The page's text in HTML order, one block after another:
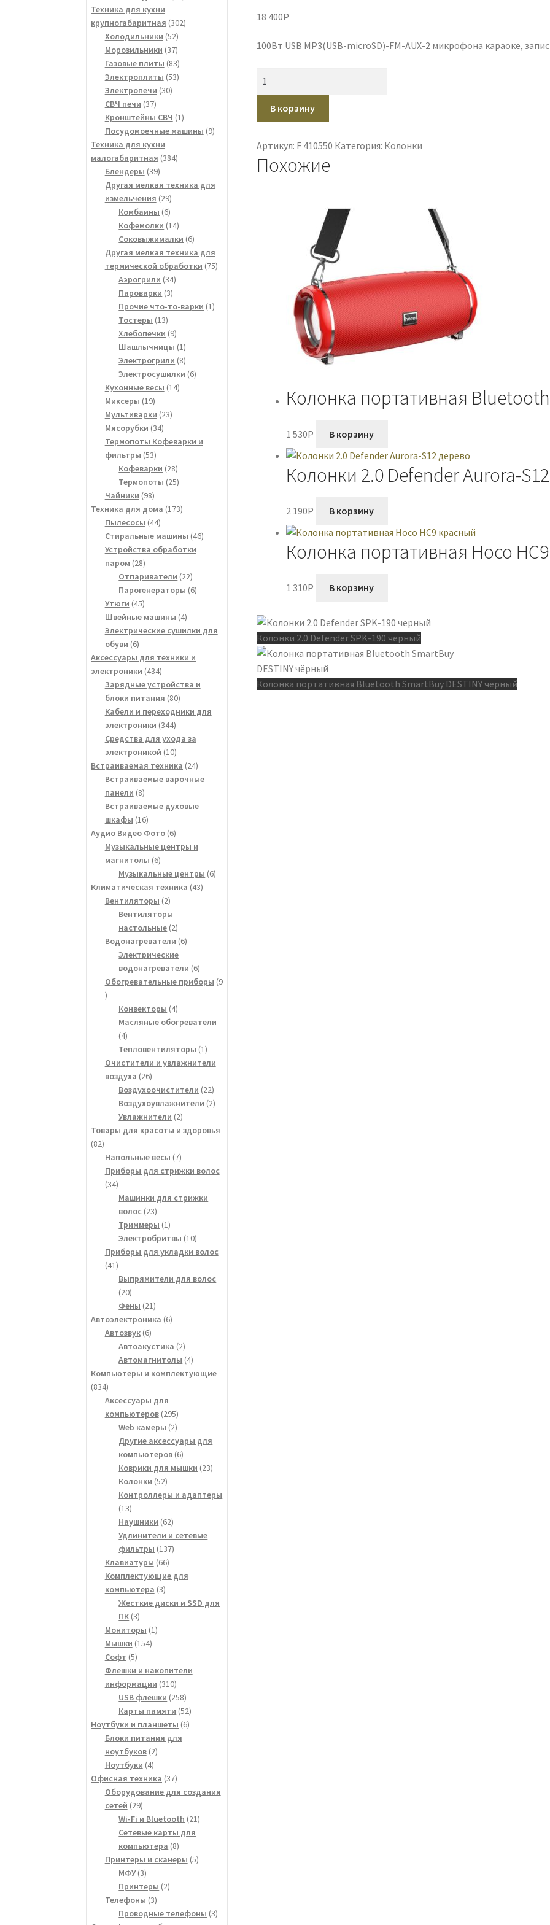
18 400P
100Вт USB MP3(USB-microSD)-FM-AUX-2 микрофона караоке,
Колонка
портативная
SmartBuy
5210
В корзину
Артикул: F 410550 Категория: Колонки
Похожие
Колонка портативная
1 530P В корзину
Колонки 2.0 Defender Aurora-
2 190P В корзину
Колонка портативная Hoco
1 310P В корзину
Колонки 2.0 Defender SPK-190 черный
Колонка портативная Bluetooth SmartBuy DESTINY чёрный
Техника для кухни
крупногабаритная 302302
Холодильники 5252
товара
Морозильники 3737
товаров
Газовые плиты 8383
товара
Электроплиты 5353
Электропечи 3030
СВЧ печи 3737
товаров
Кронштейны СВЧ 11
товар
Посудомоечные машины 99
Техника для кухни
малогабаритная 384384
Блендеры 3939
товаров
Другая мелкая техника для
измельчения 2929
товаров
Комбаины 66
товаров
Кофемолки 1414
товаров
Соковыжималки 66
товаров
Другая мелкая техника для
термической обработки 7575
Аэрогрили 3434
Пароварки 33
товара
Прочие что-то-варки 11
Тостеры 1313
товаров
Хлебопечки 99
товаров
Шашлычницы 11
товар
Электрогрили 88
товаров
Электросушилки 66
Кухонные весы 1414
Миксеры 1919
товаров
Мультиварки 2323
Мясорубки 3434
товара
Термопоты Кофеварки и
фильтры 5353
товара
Кофеварки 2828
товаров
Термопоты 2525
Чайники 9898
товаров
Техника для дома 173173
Пылесосы 4444
товара
Стиральные машины 4646
Устройства обработки
паром 2828
товаров
Отпариватели 2222
товара
Парогенераторы 66
Утюги 4545
товаров
Швейные машины 44
товара
Электрические сушилки для
обуви 66
товаров
Аксессуары для техники и
электроники 434434
товара
Зарядные устройства и
блоки питания 8080
товаров
Кабели и переходники для
электроники 344344
товара
Средства для ухода за
электроникой 1010
товаров
Встраиваемая техника 2424
товара
Встраиваемые варочные
панели 88
товаров
Встраиваемые духовые
шкафы 1616
товаров
Аудио Видео Фото 66
товаров
Музыкальные центры и
магнитолы 66
товаров
Музыкальные центры 66
Климатическая техника 4343
Вентиляторы 22
товара
Вентиляторы
настольные 22
товара
Водонагреватели 66
Электрические
водонагреватели 66
товаров
Обогревательные приборы 9
9
товаров
Конвекторы 44
товара
Масляные обогреватели
44
товара
Тепловентиляторы 11
товар
Очистители и увлажнители
воздуха 2626
товаров
Воздухоочистители 2222
товара
Воздухоувлажнители 22
Увлажнители 22
товара
Товары для красоты и здоровья
8282
товара
Напольные весы 77
товаров
Приборы для стрижки волос
3434
товара
Машинки для стрижки
волос 2323
товара
Триммеры 11
товар
Электробритвы 1010
товаров
Приборы для укладки волос
4141
товар
Выпрямители для волос
2020
товаров
Фены 2121
товар
Автоэлектроника 66
Автозвук 66
товаров
Автоакустика 22
товара
Автомагнитолы 44
товара
Компьютеры и комплектующие
834834
товара
Аксессуары для
компьютеров 295295
товаров
Web камеры 22
товара
Другие аксессуары для
компьютеров 66
товаров
Коврики для мышки 2323
Колонки 5252
товара
Контроллеры и адаптеры
1313
товаров
Наушники 6262
товара
Удлинители и сетевые
фильтры 137137
Клавиатуры 6666
товаров
Комплектующие для
компьютера 33
товара
Жесткие диски и SSD для
ПК 33
товара
Мониторы 11
Мышки 154154
Софт 55
товаров
Флешки и накопители
информации 310310
товаров
USB флешки 258258
товаров
Карты памяти 5252
товара
Ноутбуки и планшеты 66
Блоки питания для
ноутбуков 22
Ноутбуки 44
товара
Офисная техника 3737
товаров
Оборудование для создания
сетей 2929
товаров
Wi-Fi и Bluetooth 2121
Сетевые карты для
компьютера 88
товаров
Принтеры и сканеры 55
МФУ 33
товара
Принтеры 22
Телефоны 33
товара
Проводные телефоны 33